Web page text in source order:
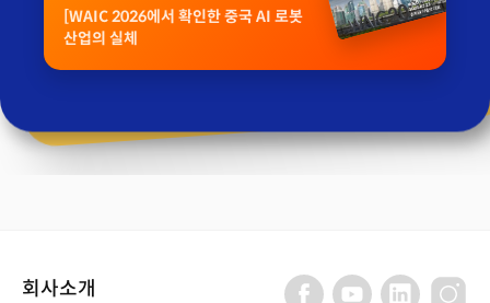
[WAIC 2026에서 확인한 중국 AI 로봇
산업의 실체
회사소개